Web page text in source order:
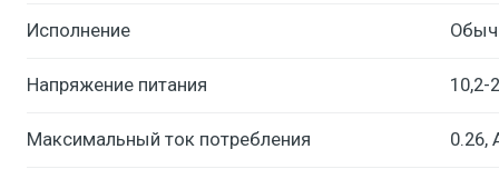
Исполнение
Напряжение питания 10,2-
Максимальный ток потребления 0.26,